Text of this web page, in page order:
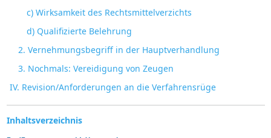
c) Wirksamkeit des Rechtsmittelverzichts
d) Qualifizierte Belehrung
2. Vernehmungsbegriff in der Hauptverhandlung
3. Nochmals: Vereidigung von Zeugen
IV. Revision/Anforderungen an die Verfahrensrüge
Inhaltsverzeichnis